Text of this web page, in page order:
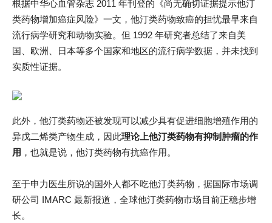
根据中华心血管杂志 2011 年刊登的《尚无确切证据提示他汀
类药物增加癌症风险》一文，他汀类药物致癌的担忧最早来自
流行病学研究和动物实验。但 1992 年研究者总结了来自美
国、欧洲、日本等多个国家和地区的流行病学数据，并未找到
实质性证据。
此外，他汀类药物还被发现可以减少具有促进细胞增殖作用的
异戊二烯类产物生成，因此理论上他汀类药物有抑制肿瘤的作
用 ，也就是说，他汀类药物有抗癌作用。
至于申力医生所说的国外人都不吃他汀类药物，据国际市场调
研公司 IMARC 最新报道，全球他汀类药物市场目前正稳步增
长。